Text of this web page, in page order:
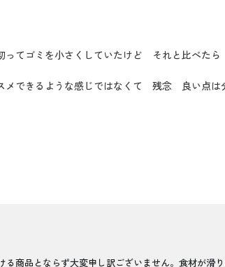
ってゴミを小さくしていたけど それと比べた
できるような感じではなくて 残念 良い点は
商品とならず大変申し訳ございません。食材が